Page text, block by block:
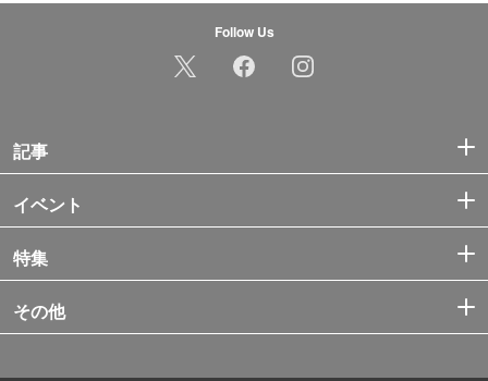
Follow Us
記事
イベント
特集
その他